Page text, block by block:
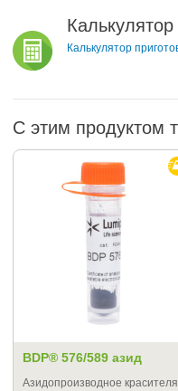
Калькулятор
Калькулятор
С этим продуктом
BDP® 576/589 азид
Азидопроизводное красителя